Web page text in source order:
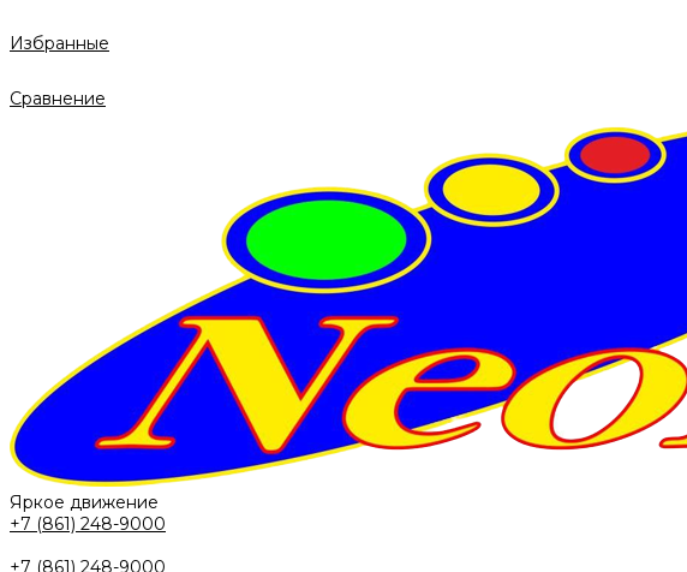
Избранные
Сравнение
Яркое движение
+7 (861) 248-9000
+7 (861) 248-9000